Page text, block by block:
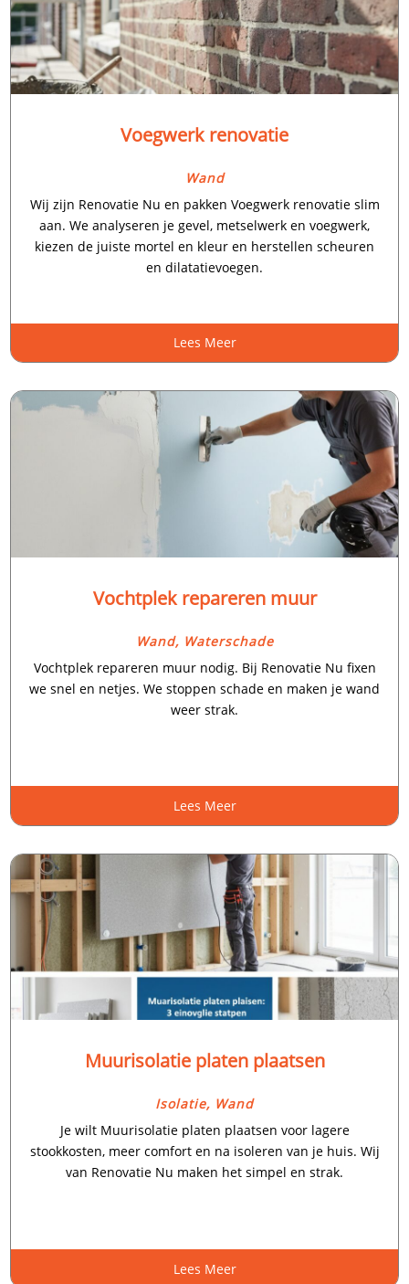
Voegwerk renovatie
Wand
Wij zijn Renovatie Nu en pakken Voegwerk renovatie slim
aan.​ We analyseren je gevel, metselwerk en voegwerk,
kiezen de juiste mortel en kleur en herstellen scheuren
en dilatatievoegen.​
Lees Meer
Vochtplek repareren muur
Wand, Waterschade
Vochtplek repareren muur nodig.​ Bij Renovatie Nu fixen
we snel en netjes.​ We stoppen schade en maken je wand
weer strak.​
Lees Meer
Muurisolatie platen plaatsen
Isolatie, Wand
Je wilt Muurisolatie platen plaatsen voor lagere
stookkosten, meer comfort en na isoleren van je huis.​ Wij
van Renovatie Nu maken het simpel en strak.​
Lees Meer